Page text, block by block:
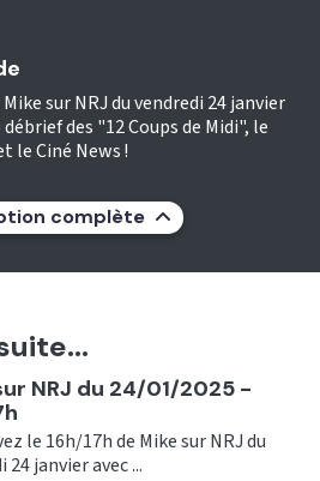
sur NRJ du vendredi 24 janvier
des "12 Coups de Midi", le
le Ciné News !
complète
NRJ du 24/01/2025 -
le 16h/17h de Mike sur NRJ du
24 janvier avec ...